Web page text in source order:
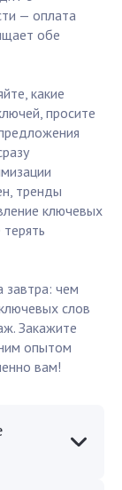
— оплата
обе
какие
просите
тренды
ключевых
завтра: чем
слов
Закажите
опытом
вам!